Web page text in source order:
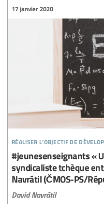
réaliser l’objectif de
17 janvier 2020
#jeunesenseignants «
syndicaliste tchèque
Navrátil (ČMOS-PS/
David Navrátil